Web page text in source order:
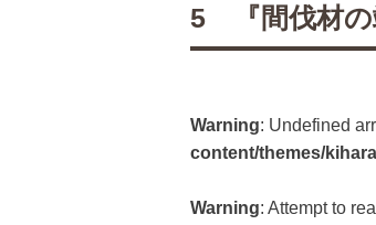
5 『間伐材
Warning: Undefined
content/themes/
Warning: Attempt to